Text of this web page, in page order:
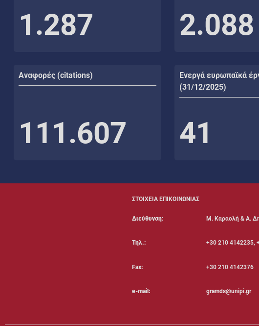
1.287 2.088
Αναφορές (citations)
111.607
Ενεργά ευρωπαϊκά
(31/12/2025)
41
ΣΤΟΙΧΕΙΑ ΕΠΙΚΟΙΝΩΝΙΑΣ
Διεύθυνση: Μ. Καραολή & Α.
Τηλ.: +30 210 4142235,
Fax: +30 210 4142376
e-mail: gramds@unipi.gr